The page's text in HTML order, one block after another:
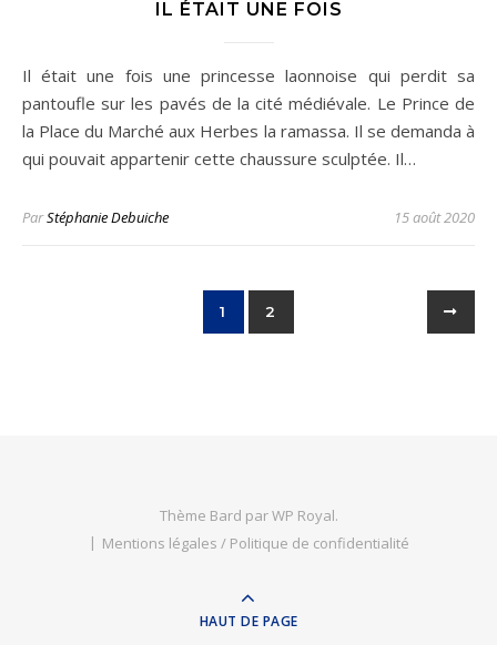
IL ÉTAIT UNE FOIS
Il était une fois une princesse laonnoise qui perdit sa
pantoufle sur les pavés de la cité médiévale. Le Prince de
la Place du Marché aux Herbes la ramassa. Il se demanda à
qui pouvait appartenir cette chaussure sculptée. Il…
ParStéphanie Debuiche 15 août 2020
1 2
Thème Bard parWP Royal.
Mentions légales / Politique de confidentialité
HAUT DE PAGE